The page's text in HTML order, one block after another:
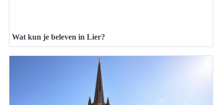
Wat kun je beleven in Lier?